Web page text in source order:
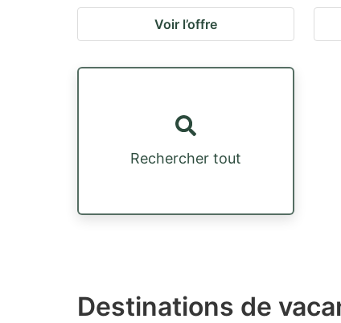
Voir l’offre
Rechercher tout
Destinations de